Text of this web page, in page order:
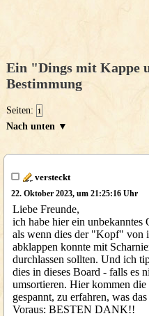
Ein "Dings mit Kappe
Bestimmung
Seiten: 1
Nach unten ▼
versteckt
22. Oktober 2023, um 21:25:16 Uhr
Liebe Freunde,
ich habe hier ein unbekanntes
als wenn dies der "Kopf" von
abklappen konnte mit
durchlassen sollten. Und ich
dies in dieses Board - falls es
umsortieren. Hier kommen
gespannt, zu erfahren, was
Voraus: BESTEN DANK!!